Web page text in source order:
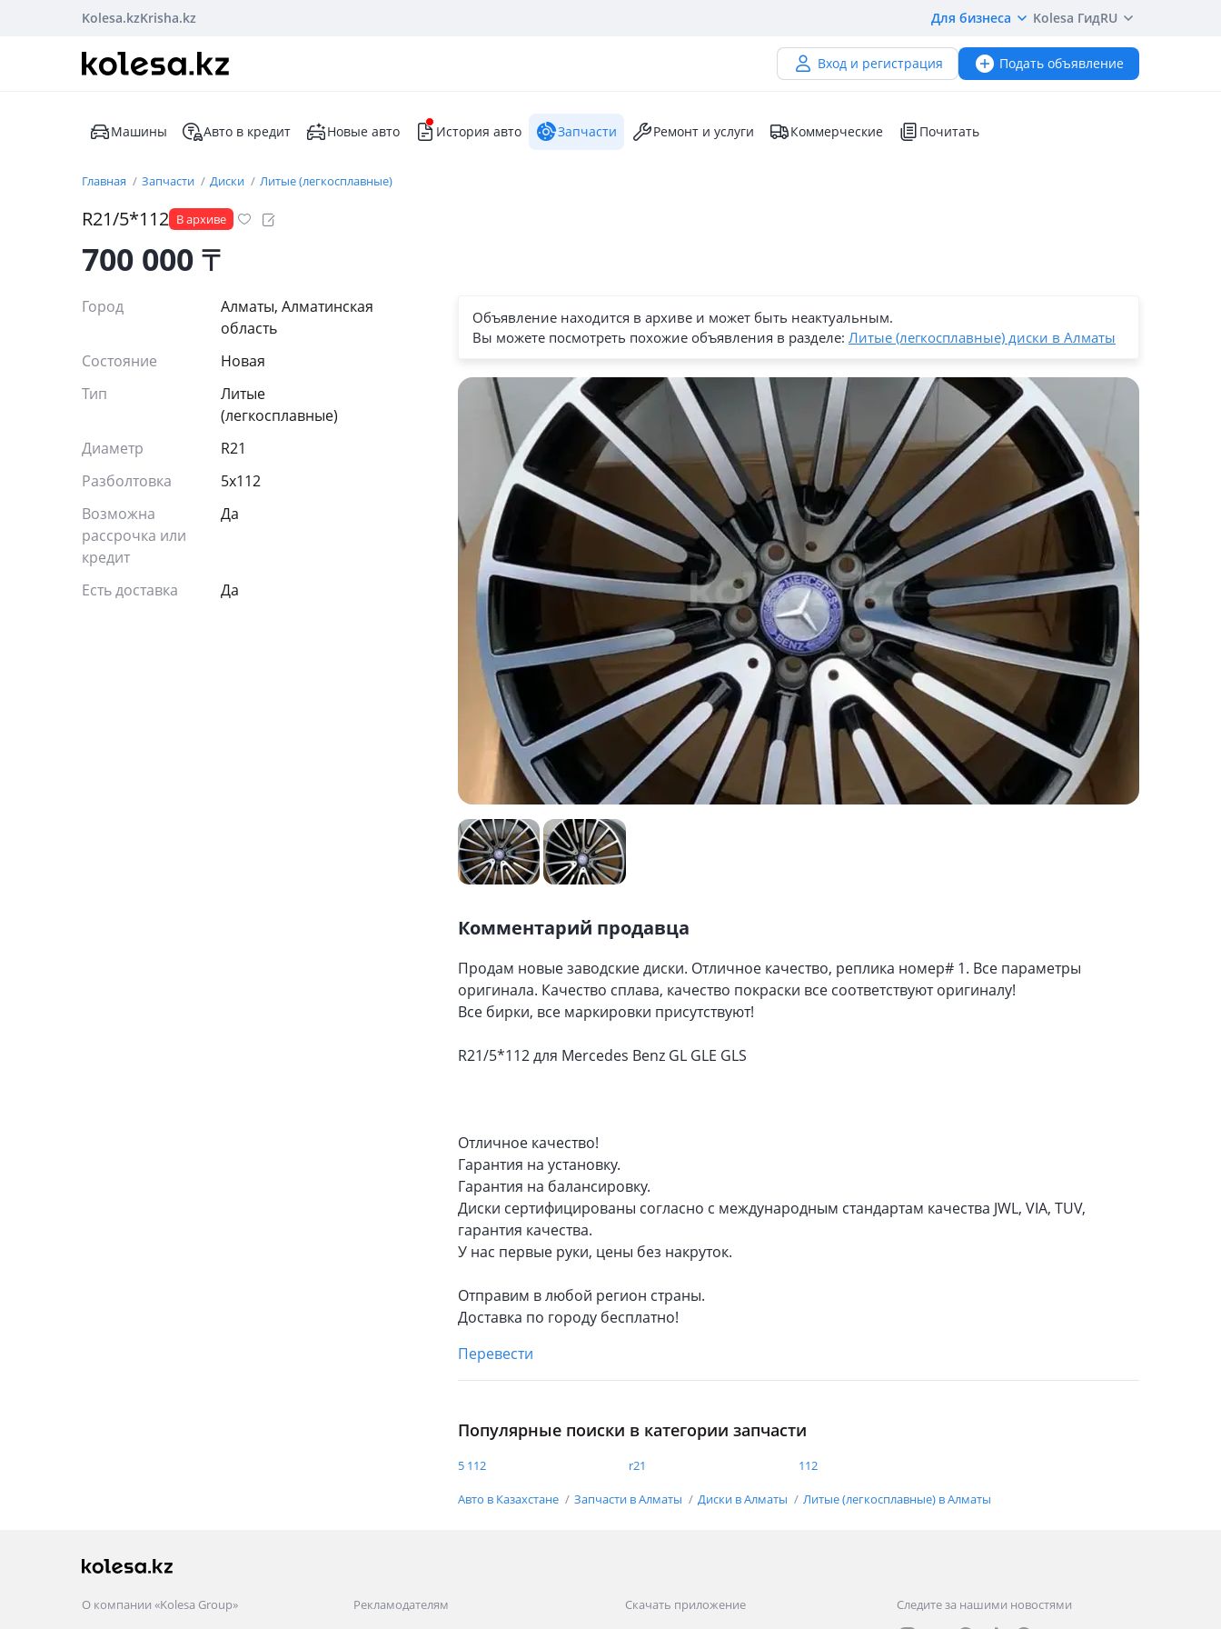
Kolesa.kzKrisha.kz Для бизнеса Kolesa ГидRU
Вход и регистрация Подать объявление
Машины Авто в кредит Новые авто История авто Запчасти Ремонт и услуги Коммерческие Почитать
Главная Запчасти Диски Литые (легкосплавные)
R21/5*112 В архиве
700 000₸
Город
Алматы, Алматинская
область
Состояние
Новая
Тип
Литые
(легкосплавные)
Диаметр
R21
Разболтовка
5x112
Возможна
рассрочка или
кредит
Да
Есть доставка Да
Объявление находится в архиве и может быть неактуальным.
Вы можете посмотреть похожие объявления в разделе: Литые (легкосплавные) диски в Алматы
Комментарий продавца
Продам новые заводские диски. Отличное качество, реплика номер# 1. Все параметры
оригинала. Качество сплава, качество покраски все соответствуют оригиналу!
Все бирки, все маркировки присутствуют!
R21/5*112 для Mercedes Benz GL GLE GLS
Отличное качество!
Гарантия на установку.
Гарантия на балансировку.
Диски сертифицированы согласно с международным стандартам качества JWL, VIA, TUV,
гарантия качества.
У нас первые руки, цены без накруток.
Отправим в любой регион страны.
Доставка по городу бесплатно!
Перевести
Популярные поиски в категории запчасти
5 112 r21 112
Авто в Казахстане Запчасти в Алматы Диски в Алматы Литые (легкосплавные) в Алматы
О компании «Kolesa Group»
Рекламодателям
Скачать приложение
Следите за нашими новостями